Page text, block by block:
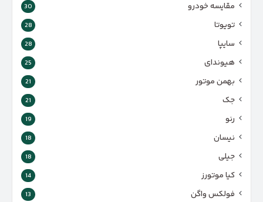
مقایسه خودرو 30
تویوتا 28
سایپا 28
هیوندای 25
بهمن موتور 21
جک 21
رنو 19
نیسان 18
جیلی 18
کیا موتورز 14
فولکس واگن 13